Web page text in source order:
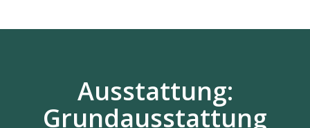
Ausstattung:
Grundausstattung